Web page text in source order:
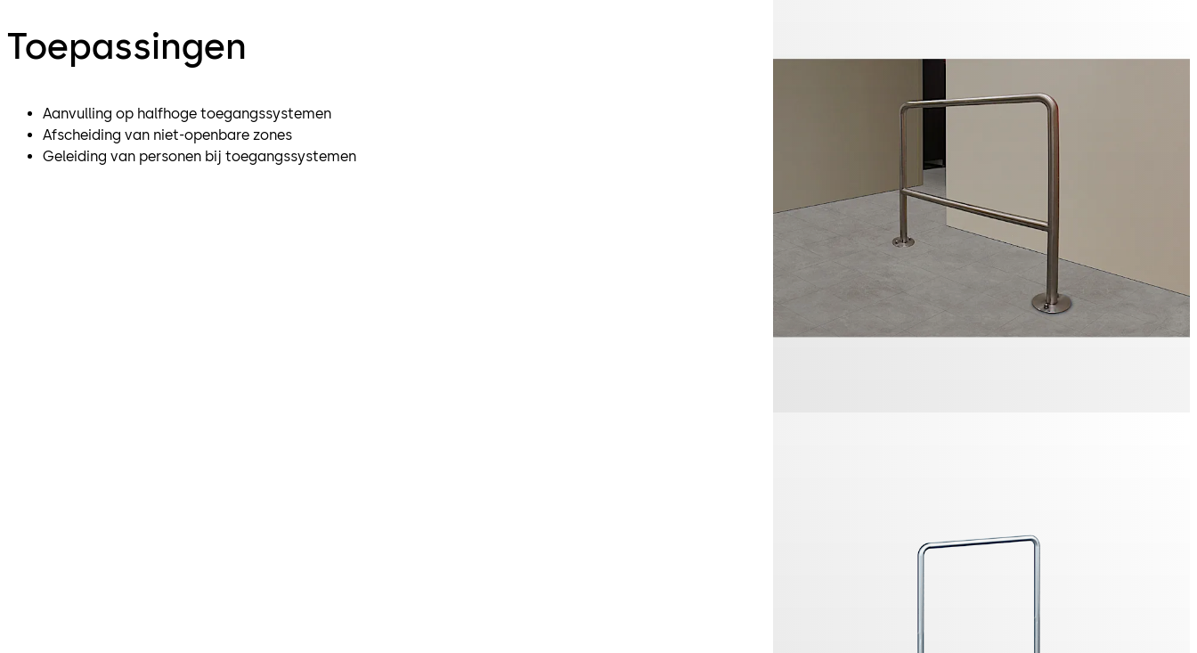
Toepassingen
Aanvulling op halfhoge toegangssystemen
Afscheiding van niet-openbare zones
Geleiding van personen bij toegangssystemen